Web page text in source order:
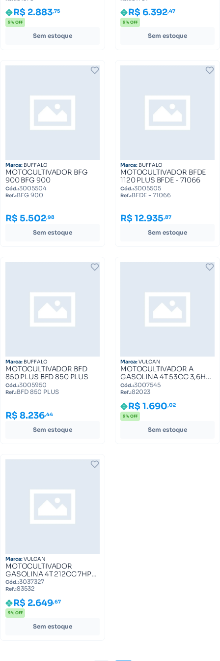
VULCAN TRENT 81378
R$ 2.883,75
9% OFF
Sem estoque
TRENT 81781
R$ 6.392,47
9% OFF
Sem estoque
Marca: BUFFALO
MOTOCULTIVADOR BFG
900 BFG 900
Cód.:3005504
Ref.:BFG 900
R$ 5.502,98
Sem estoque
Marca: BUFFALO
MOTOCULTIVADOR BFDE
1120 PLUS BFDE - 71066
Cód.:3005505
Ref.:BFDE - 71066
R$ 12.935,87
Sem estoque
Marca: BUFFALO
MOTOCULTIVADOR BFD
850 PLUS BFD 850 PLUS
Cód.:3005950
Ref.:BFD 850 PLUS
R$ 8.236,44
Sem estoque
Marca:VULCAN
MOTOCULTIVADOR A
GASOLINA 4T 53CC 3,6HP
COM LAMINAS
CULTIVADORAS VMC360
VULCAN TRENT 82023
Cód.:3007545
Ref.:82023
R$ 1.690,02
9% OFF
Sem estoque
Marca:VULCAN
MOTOCULTIVADOR
GASOLINA 4T 212CC 7HP
COM LAMINAS
CULTIVADORAS VMC700S
VULCAN TRENT 83532
Cód.:3037327
Ref.:83532
R$ 2.649,67
9% OFF
Sem estoque